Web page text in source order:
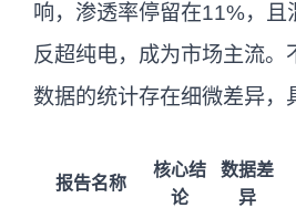
响，渗透率停留在11%，且
反超纯电，成为市场主流。
数据的统计存在细微差异，
报告名称
核心结
论
数据差
异